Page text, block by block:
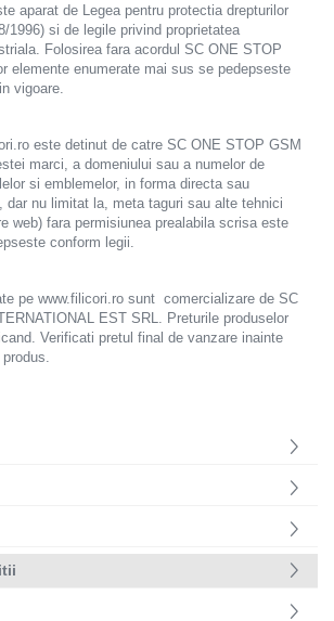
aparat de Legea pentru protectia drepturilor
1996) si de legile privind proprietatea
Folosirea fara acordul SC ONE STOP
elemente enumerate mai sus se pedepseste
vigoare.
este detinut de catre SC ONE STOP GSM
marci, a domeniului sau a numelor de
si emblemelor, in forma directa sau
dar nu limitat la, meta taguri sau alte tehnici
web) fara permisiunea prealabila scrisa este
conform legii.
pe www.filicori.ro sunt comercializare de SC
EST SRL. Preturile produselor
Verificati pretul final de vanzare inainte